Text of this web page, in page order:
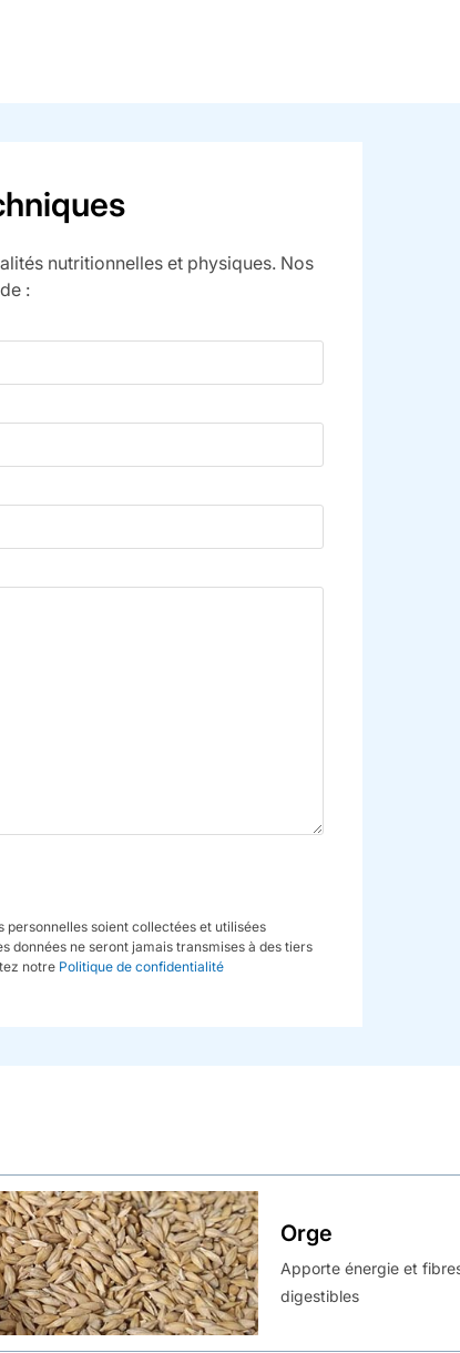
nutritionnelles et physiques. Nos
:
personnelles soient collectées et utilisées
données ne seront jamais transmises à des tiers
notre Politique de confidentialité
Orge
Apporte énergie et
digestibles